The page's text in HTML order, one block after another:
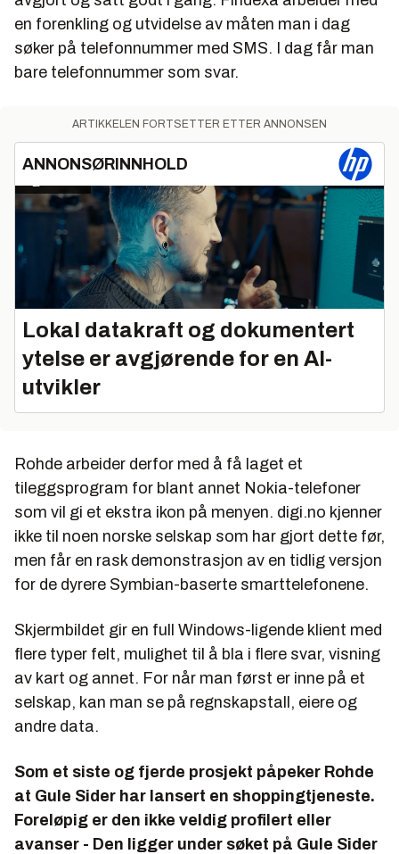
en forenkling og utvidelse av måten man i dag
søker på telefonnummer med SMS. I dag får man
bare telefonnummer som svar.
ARTIKKELEN FORTSETTER ETTER ANNONSEN
ANNONSØRINNHOLD
Lokal datakraft og dokumentert
ytelse er avgjørende for en AI-
utvikler
Rohde arbeider derfor med å få laget et
tileggsprogram for blant annet Nokia-telefoner
som vil gi et ekstra ikon på menyen. digi.no kjenner
ikke til noen norske selskap som har gjort dette før,
men får en rask demonstrasjon av en tidlig versjon
for de dyrere Symbian-baserte smarttelefonene.
Skjermbildet gir en full Windows-ligende klient med
flere typer felt, mulighet til å bla i flere svar, visning
av kart og annet. For når man først er inne på et
selskap, kan man se på regnskapstall, eiere og
andre data.
Som et siste og fjerde prosjekt påpeker Rohde
at Gule Sider har lansert en shoppingtjeneste.
Foreløpig er den ikke veldig profilert eller
avanser - Den ligger under søket på Gule Sider